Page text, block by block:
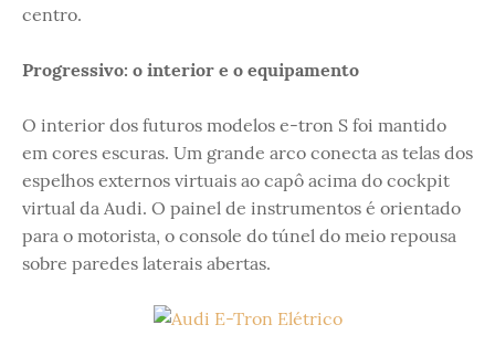
centro.
Progressivo: o interior e o equipamento
O interior dos futuros modelos e-tron S foi mantido
em cores escuras. Um grande arco conecta as telas dos
espelhos externos virtuais ao capô acima do cockpit
virtual da Audi. O painel de instrumentos é orientado
para o motorista, o console do túnel do meio repousa
sobre paredes laterais abertas.